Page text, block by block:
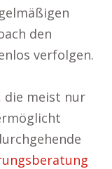
den
verfolgen.
die meist nur